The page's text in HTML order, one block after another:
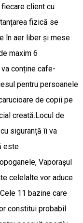
client cu
fizică se
în aer liber și mese
maxim 6
conține cafe-
pentru persoanele
de copii pe
creată.Locul de
siguranță îi va
este
Vaporașul
celelalte vor aduce
11 bazine care
constitui probabil